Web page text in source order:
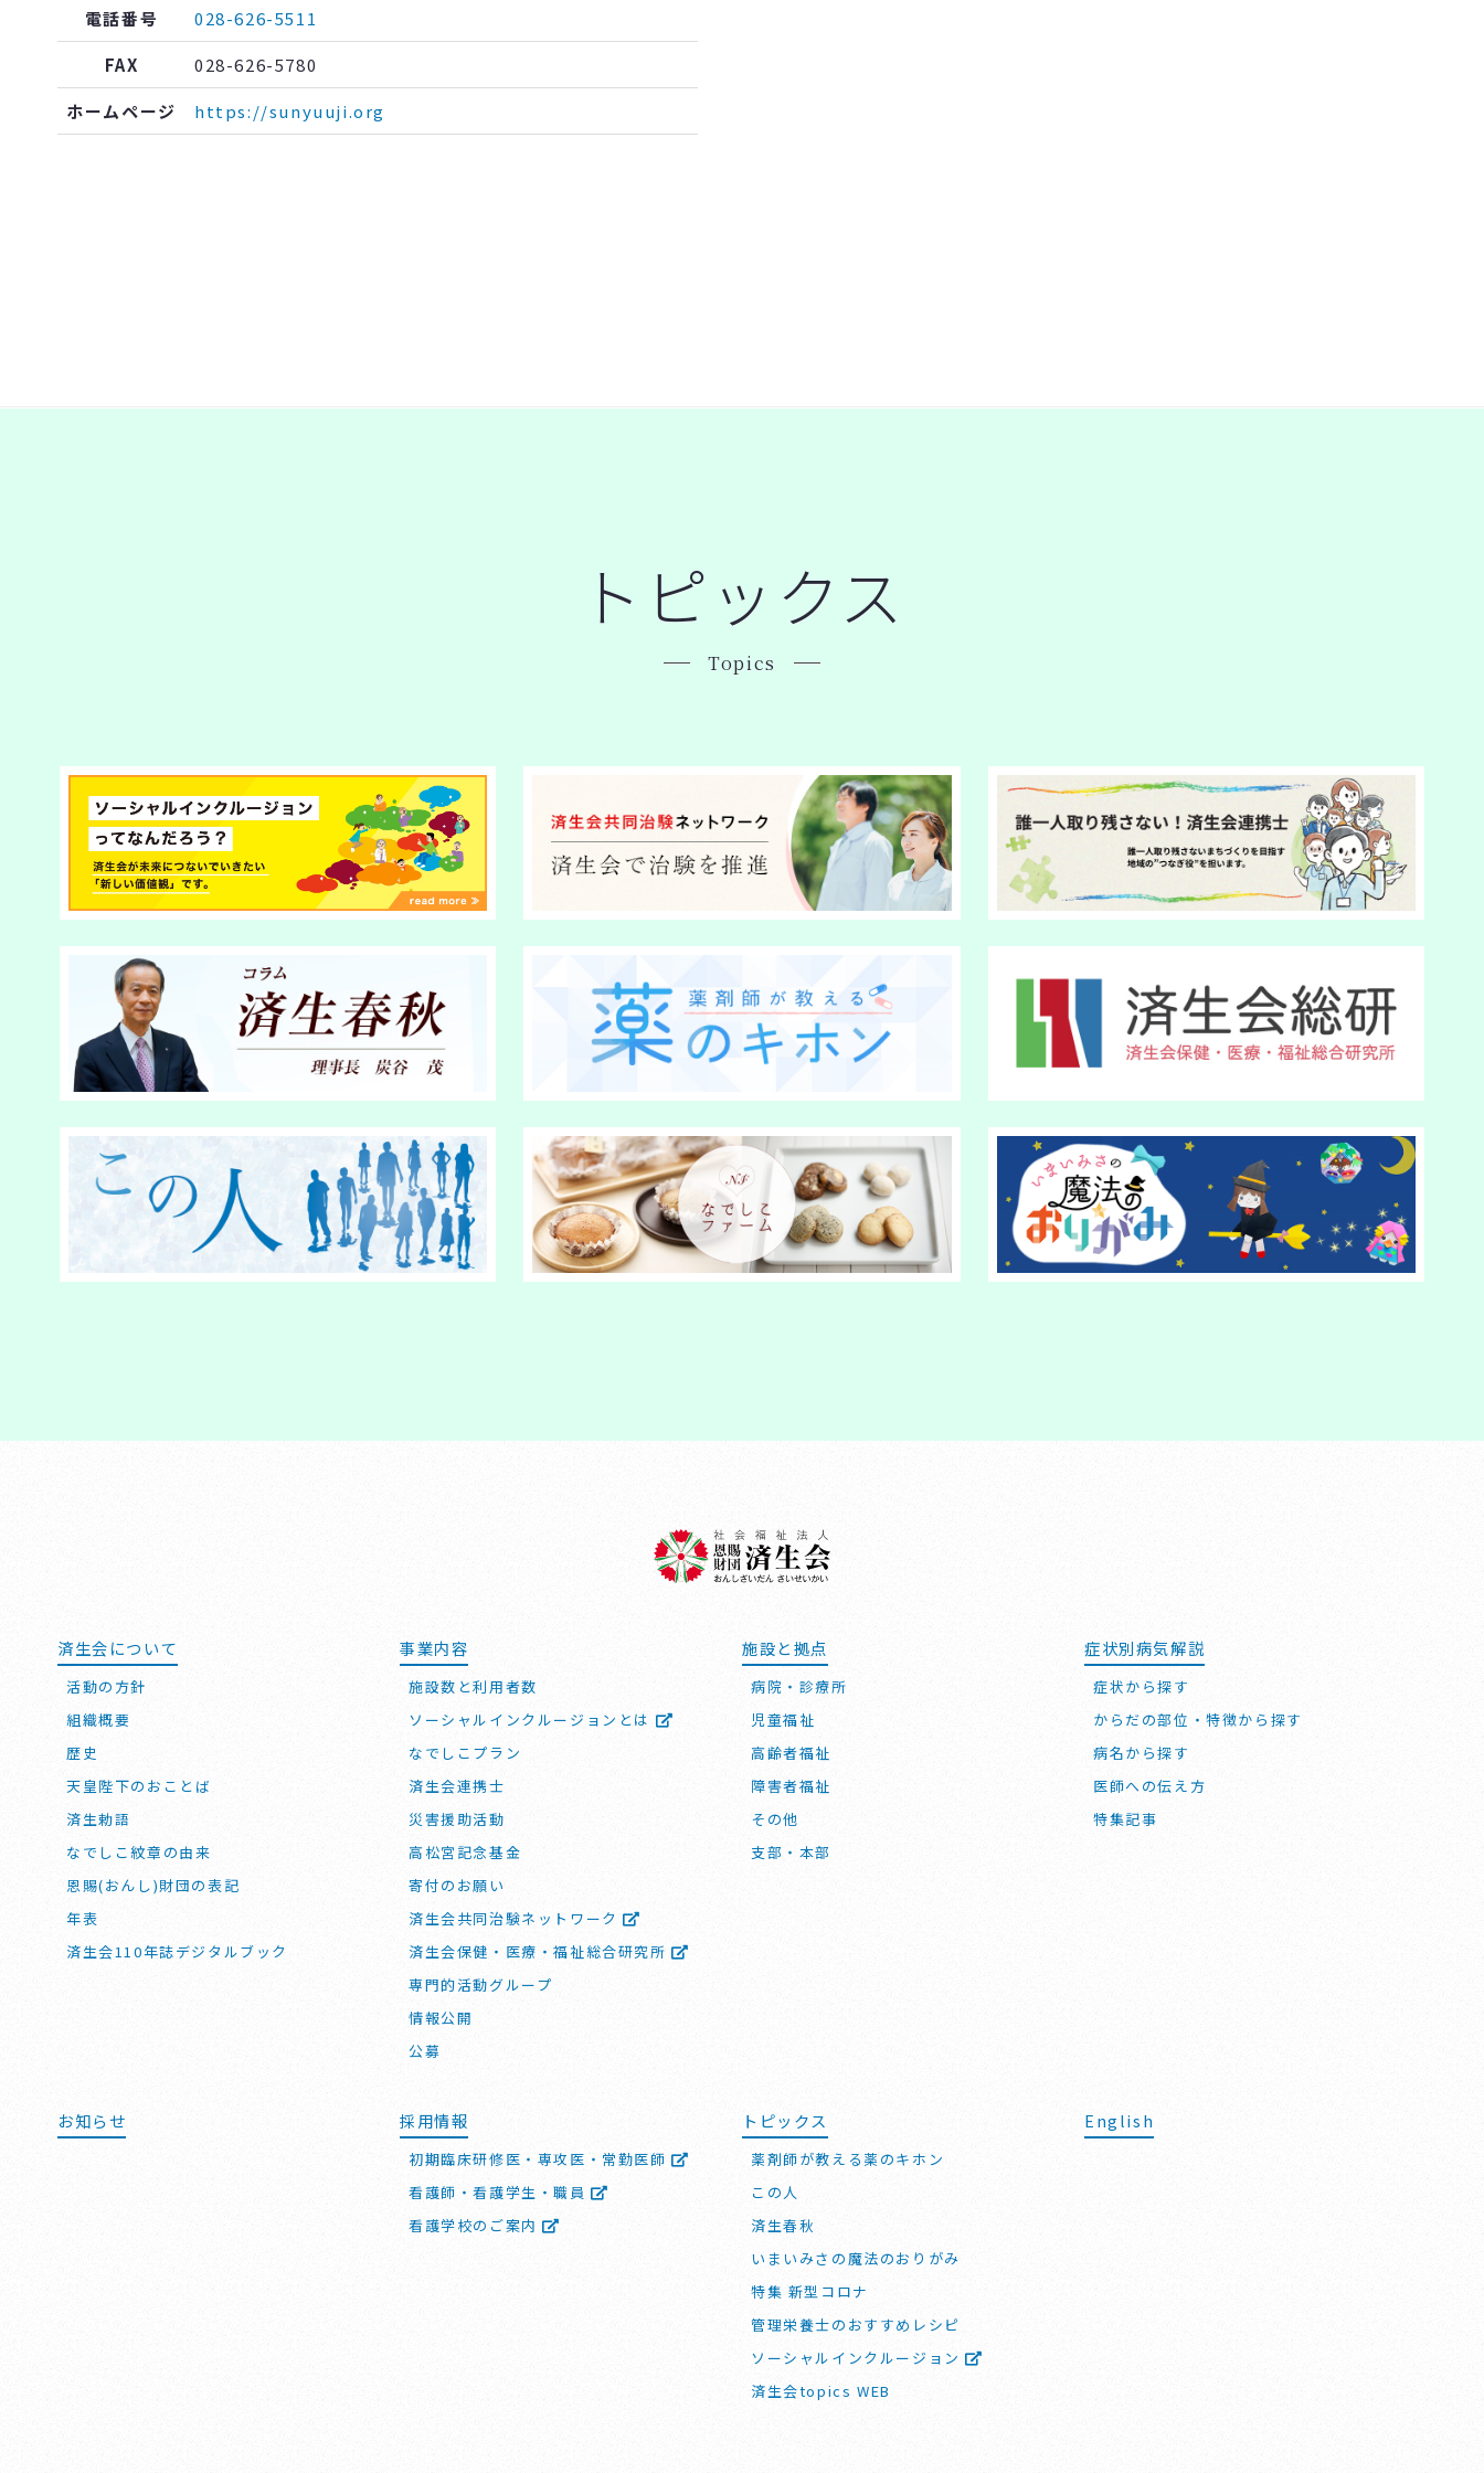
電話番号
028-626-5511
FAX
028-626-5780
ホームページ
https://sunyuuji.org
トピックス
Topics
済生会について
活動の方針
組織概要
歴史
天皇陛下のおことば
済生勅語
なでしこ紋章の由来
恩賜(おんし)財団の表記
年表
済生会110年誌デジタルブック
事業内容
施設数と利用者数
ソーシャルインクルージョンとは
なでしこプラン
済生会連携士
災害援助活動
高松宮記念基金
寄付のお願い
済生会共同治験ネットワーク
済生会保健・医療・福祉総合研究所
専門的活動グループ
情報公開
公募
施設と拠点
病院・診療所
児童福祉
高齢者福祉
障害者福祉
その他
支部・本部
症状別病気解説
症状から探す
からだの部位・特徴から探す
病名から探す
医師への伝え方
特集記事
お知らせ 採用情報
初期臨床研修医・専攻医・常勤医師
看護師・看護学生・職員
看護学校のご案内
トピックス
薬剤師が教える薬のキホン
この人
済生春秋
いまいみさの魔法のおりがみ
特集 新型コロナ
管理栄養士のおすすめレシピ
ソーシャルインクルージョン
済生会topics WEB
English